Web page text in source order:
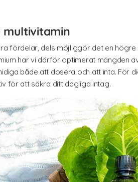
fördelar, dels möjliggör det en
har vi därför optimerat
både att dosera och att inta. För
för att säkra ditt dagliga intag.